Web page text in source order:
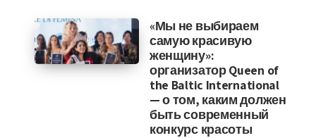
«Мы не выбираем
самую красивую
женщину»:
организатор Queen of
the Baltic International
— о том, каким должен
быть современный
конкурс красоты